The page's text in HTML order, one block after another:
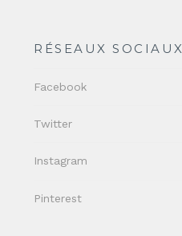
RÉSEAUX SOCIAUX
Facebook
Twitter
Instagram
Pinterest